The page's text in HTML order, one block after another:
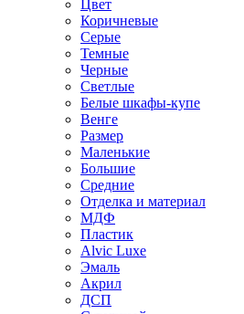
Цвет
Коричневые
Серые
Темные
Черные
Светлые
Белые шкафы-купе
Венге
Размер
Маленькие
Большие
Средние
Отделка и материал
МДФ
Пластик
Alvic Luxe
Эмаль
Акрил
ДСП